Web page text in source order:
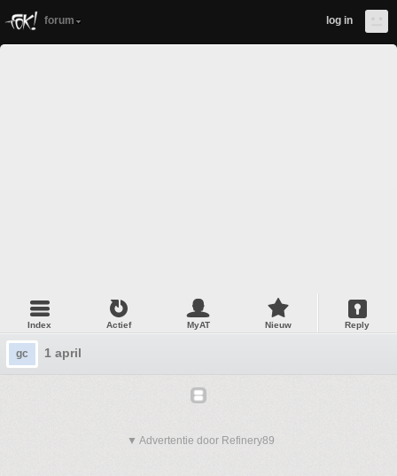
forum log in
Index Actief MyAT Nieuw Reply
gc 1 april
▼ Advertentie door Refinery89